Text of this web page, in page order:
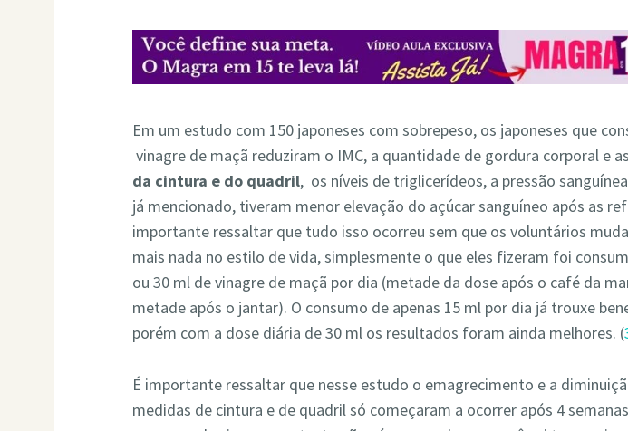
Em um estudo com 150 japoneses com sobrepeso, os japoneses que
vinagre de maçã reduziram o IMC, a quantidade de gordura corporal e as
da cintura e do quadril, os níveis de triglicerídeos, a pressão
já mencionado, tiveram menor elevação do açúcar sanguíneo após as
importante ressaltar que tudo isso ocorreu sem que os voluntários
mais nada no estilo de vida, simplesmente o que eles fizeram foi
ou 30 ml de vinagre de maçã por dia (metade da dose após o café da
metade após o jantar). O consumo de apenas 15 ml por dia já trouxe
porém com a dose diária de 30 ml os resultados foram ainda melhores. (
É importante ressaltar que nesse estudo o emagrecimento e a
medidas de cintura e de quadril só começaram a ocorrer após 4